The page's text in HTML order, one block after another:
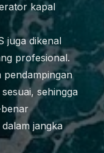
kapal
juga dikenal
profesional.
pendampingan
sehingga
jangka